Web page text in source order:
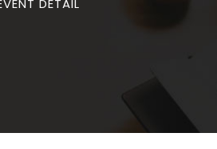
DETAIL